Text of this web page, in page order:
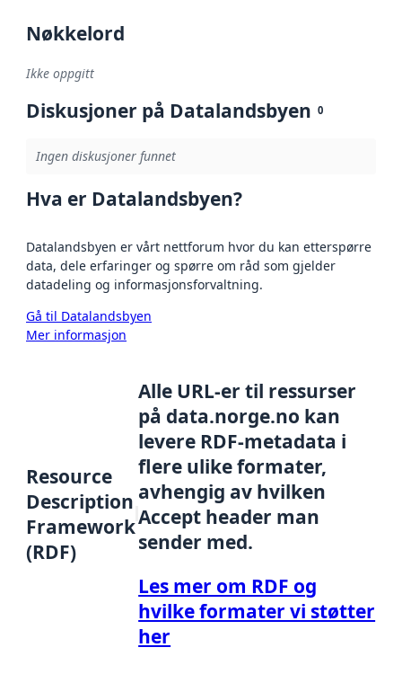
Nøkkelord
Ikke oppgitt
Diskusjoner på Datalandsbyen 0
Ingen diskusjoner funnet
Hva er Datalandsbyen?
Datalandsbyen er vårt nettforum hvor du kan etterspørre
data, dele erfaringer og spørre om råd som gjelder
datadeling og informasjonsforvaltning.
Gå til Datalandsbyen
Mer informasjon
Resource
Description
Framework
(RDF)
Alle URL-er til ressurser
på data.norge.no kan
levere RDF-metadata i
flere ulike formater,
avhengig av hvilken
Accept header man
sender med.
Les mer om RDF og
hvilke formater vi støtter
her